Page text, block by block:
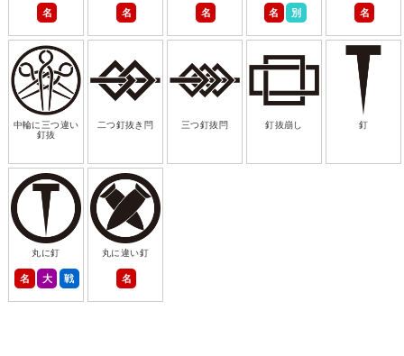
名 名 名 名 別 名
中輪に三つ違い
釘抜
二つ釘抜き閂 三つ釘抜閂 釘抜崩し 釘
丸に釘
名 大 戦
丸に違い釘
名